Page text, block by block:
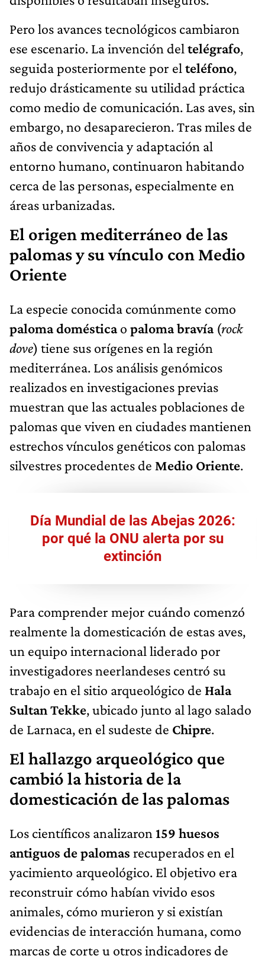
Pero los avances tecnológicos cambiaron
ese escenario. La invención del telégrafo,
seguida posteriormente por el teléfono,
redujo drásticamente su utilidad práctica
como medio de comunicación. Las aves, sin
embargo, no desaparecieron. Tras miles de
años de convivencia y adaptación al
entorno humano, continuaron habitando
cerca de las personas, especialmente en
áreas urbanizadas.
El origen mediterráneo de las
palomas y su vínculo con Medio
Oriente
La especie conocida comúnmente como
paloma domésticao paloma bravía(rock
dove) tiene sus orígenes en la región
mediterránea. Los análisis genómicos
realizados en investigaciones previas
muestran que las actuales poblaciones de
palomas que viven en ciudades mantienen
estrechos vínculos genéticos con palomas
silvestres procedentes de Medio Oriente.
Día Mundial de las Abejas 2026:
por qué la ONU alerta por su
extinción
Para comprender mejor cuándo comenzó
realmente la domesticación de estas aves,
un equipo internacional liderado por
investigadores neerlandeses centró su
trabajo en el sitio arqueológico de Hala
Sultan Tekke, ubicado junto al lago salado
de Larnaca, en el sudeste de Chipre.
El hallazgo arqueológico que
cambió la historia de la
domesticación de las palomas
Los científicos analizaron 159 huesos
antiguos de palomas recuperados en el
yacimiento arqueológico. El objetivo era
reconstruir cómo habían vivido esos
animales, cómo murieron y si existían
evidencias de interacción humana, como
marcas de corte u otros indicadores de